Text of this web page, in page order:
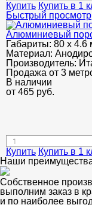
Купить Купить в 1
Быстрый просмотр
Алюминиевый
Габариты: 80 х 4.6
Материал:
Производитель:
Продажа от 3
В наличии
от 465 руб.
Купить Купить в 1
Наши
Собственное
выполним заказ в
и по наиболее